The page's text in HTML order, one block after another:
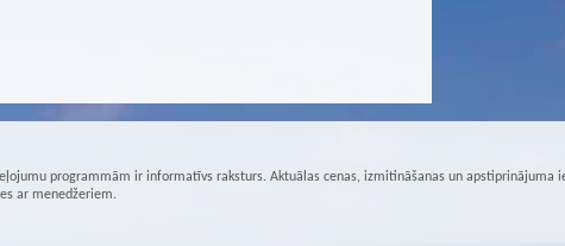
programmām ir informatīvs raksturs. Aktuālas cenas, izmitināšanas un apstiprinājuma
ar menedžeriem.